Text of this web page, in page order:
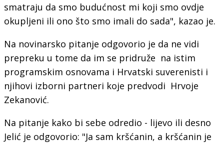
smatraju da smo budućnost mi koji smo ovdje
okupljeni ili ono što smo imali do sada", kazao je.
Na novinarsko pitanje odgovorio je da ne vidi
prepreku u tome da im se pridruže na istim
programskim osnovama i Hrvatski suverenisti i
njihovi izborni partneri koje predvodi Hrvoje
Zekanović.
Na pitanje kako bi sebe odredio - lijevo ili desno
Jelić je odgovorio: "Ja sam kršćanin, a kršćanin je